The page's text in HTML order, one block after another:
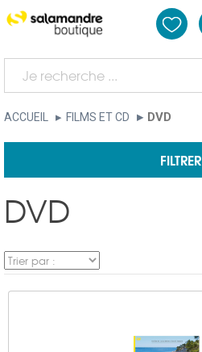
ACCUEIL FILMS ET CD DVD
FILTRER
DVD